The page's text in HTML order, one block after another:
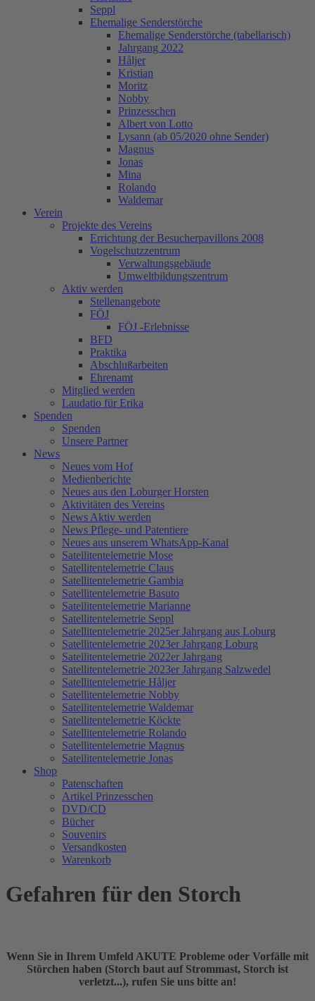
Seppl
Ehemalige Senderstörche
Ehemalige Senderstörche (tabellarisch)
Jahrgang 2022
Håljer
Kristian
Moritz
Nobby
Prinzesschen
Albert von Lotto
Lysann (ab 05/2020 ohne Sender)
Magnus
Jonas
Mina
Rolando
Waldemar
Verein
Projekte des Vereins
Errichtung der Besucherpavillons 2008
Vogelschutzzentrum
Verwaltungsgebäude
Umweltbildungszentrum
Aktiv werden
Stellenangebote
FÖJ
FÖJ -Erlebnisse
BFD
Praktika
Abschlußarbeiten
Ehrenamt
Mitglied werden
Laudatio für Erika
Spenden
Spenden
Unsere Partner
News
Neues vom Hof
Medienberichte
Neues aus den Loburger Horsten
Aktivitäten des Vereins
News Aktiv werden
News Pflege- und Patentiere
Neues aus unserem WhatsApp-Kanal
Satellitentelemetrie Mose
Satellitentelemetrie Claus
Satellitentelemetrie Gambia
Satellitentelemetrie Basuto
Satellitentelemetrie Marianne
Satellitentelemetrie Seppl
Satellitentelemetrie 2025er Jahrgang aus Loburg
Satellitentelemetrie 2023er Jahrgang Loburg
Satellitentelemetrie 2022er Jahrgang
Satellitentelemetrie 2023er Jahrgang Salzwedel
Satellitentelemetrie Håljer
Satellitentelemetrie Nobby
Satellitentelemetrie Waldemar
Satellitentelemetrie Köckte
Satellitentelemetrie Rolando
Satellitentelemetrie Magnus
Satellitentelemetrie Jonas
Shop
Patenschaften
Artikel Prinzesschen
DVD/CD
Bücher
Souvenirs
Versandkosten
Warenkorb
Gefahren für den Storch
Wenn Sie in Ihrem Umfeld AKUTE Probleme oder Vorfälle mit
Störchen haben (Storch baut auf Strommast, Storch ist
verletzt...), rufen Sie uns bitte an!